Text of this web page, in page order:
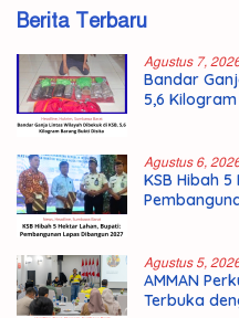
Berita Terbaru
Agustus 7,
Bandar
5,6
Agustus 6,
KSB Hibah
Agustus 5,
AMMAN
Terbuka